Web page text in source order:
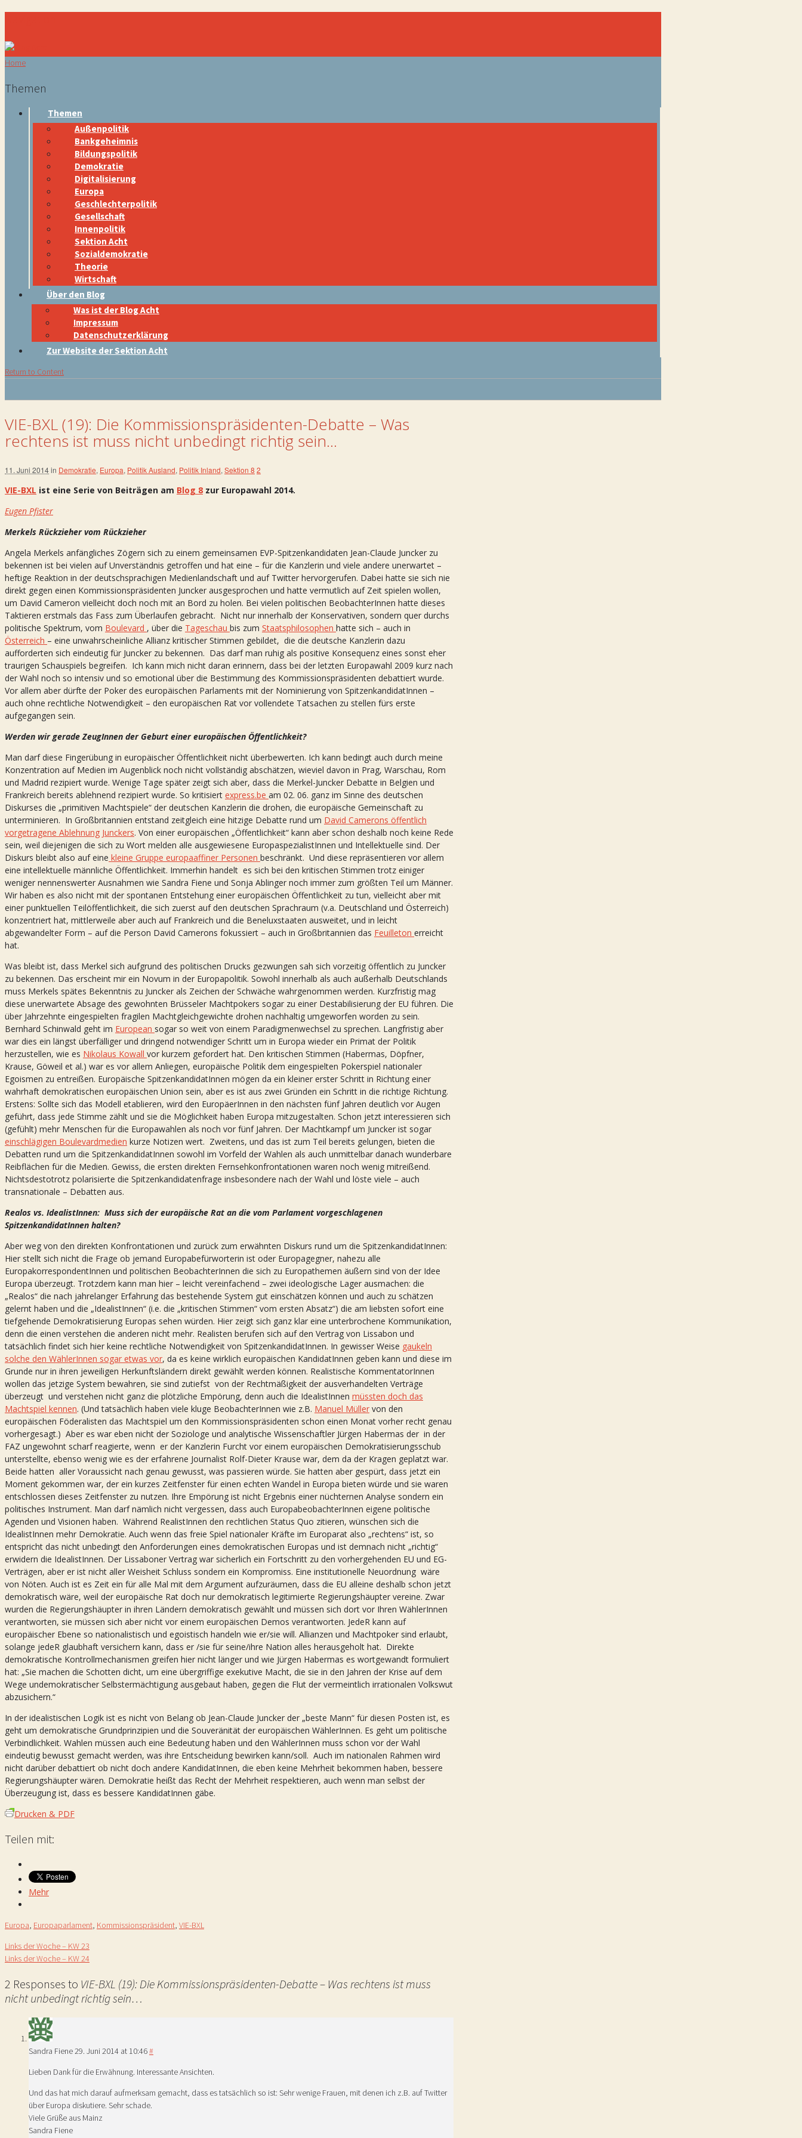
Home
Themen
Themen
Außenpolitik
Bankgeheimnis
Bildungspolitik
Demokratie
Digitalisierung
Europa
Geschlechterpolitik
Gesellschaft
Innenpolitik
Sektion Acht
Sozialdemokratie
Theorie
Wirtschaft
Über den Blog
Was ist der Blog Acht
Impressum
Datenschutzerklärung
Zur Website der Sektion Acht
Return to Content
VIE-BXL (19): Die Kommissionspräsidenten-Debatte – Was
rechtens ist muss nicht unbedingt richtig sein…
11. Juni 2014in Demokratie, Europa, Politik Ausland, Politik Inland, Sektion 8 2
VIE-BXL ist eine Serie von Beiträgen am Blog 8 zur Europawahl 2014.
Eugen Pfister
Merkels Rückzieher vom Rückzieher
Angela Merkels anfängliches Zögern sich zu einem gemeinsamen EVP-Spitzenkandidaten Jean-Claude Juncker zu
bekennen ist bei vielen auf Unverständnis getroffen und hat eine – für die Kanzlerin und viele andere unerwartet –
heftige Reaktion in der deutschsprachigen Medienlandschaft und auf Twitter hervorgerufen. Dabei hatte sie sich nie
direkt gegen einen Kommissionspräsidenten Juncker ausgesprochen und hatte vermutlich auf Zeit spielen wollen,
um David Cameron vielleicht doch noch mit an Bord zu holen. Bei vielen politischen BeobachterInnen hatte dieses
Taktieren erstmals das Fass zum Überlaufen gebracht. Nicht nur innerhalb der Konservativen, sondern quer durchs
politische Spektrum, vom Boulevard , über die Tageschau bis zum Staatsphilosophen hatte sich – auch in
Österreich – eine unwahrscheinliche Allianz kritischer Stimmen gebildet, die die deutsche Kanzlerin dazu
aufforderten sich eindeutig für Juncker zu bekennen. Das darf man ruhig als positive Konsequenz eines sonst eher
traurigen Schauspiels begreifen. Ich kann mich nicht daran erinnern, dass bei der letzten Europawahl 2009 kurz nach
der Wahl noch so intensiv und so emotional über die Bestimmung des Kommissionspräsidenten debattiert wurde.
Vor allem aber dürfte der Poker des europäischen Parlaments mit der Nominierung von SpitzenkandidatInnen –
auch ohne rechtliche Notwendigkeit – den europäischen Rat vor vollendete Tatsachen zu stellen fürs erste
aufgegangen sein.
Werden wir gerade ZeugInnen der Geburt einer europäischen Öffentlichkeit?
Man darf diese Fingerübung in europäischer Öffentlichkeit nicht überbewerten. Ich kann bedingt auch durch meine
Konzentration auf Medien im Augenblick noch nicht vollständig abschätzen, wieviel davon in Prag, Warschau, Rom
und Madrid rezipiert wurde. Wenige Tage später zeigt sich aber, dass die Merkel-Juncker Debatte in Belgien und
Frankreich bereits ablehnend rezipiert wurde. So kritisiert express.be am 02. 06. ganz im Sinne des deutschen
Diskurses die „primitiven Machtspiele“ der deutschen Kanzlerin die drohen, die europäische Gemeinschaft zu
unterminieren. In Großbritannien entstand zeitgleich eine hitzige Debatte rund um David Camerons öffentlich
vorgetragene Ablehnung Junckers. Von einer europäischen „Öffentlichkeit“ kann aber schon deshalb noch keine Rede
sein, weil diejenigen die sich zu Wort melden alle ausgewiesene EuropaspezialistInnen und Intellektuelle sind. Der
Diskurs bleibt also auf eine kleine Gruppe europaaffiner Personen beschränkt. Und diese repräsentieren vor allem
eine intellektuelle männliche Öffentlichkeit. Immerhin handelt es sich bei den kritischen Stimmen trotz einiger
weniger nennenswerter Ausnahmen wie Sandra Fiene und Sonja Ablinger noch immer zum größten Teil um Männer.
Wir haben es also nicht mit der spontanen Entstehung einer europäischen Öffentlichkeit zu tun, vielleicht aber mit
einer punktuellen Teilöffentlichkeit, die sich zuerst auf den deutschen Sprachraum (v.a. Deutschland und Österreich)
konzentriert hat, mittlerweile aber auch auf Frankreich und die Beneluxstaaten ausweitet, und in leicht
abgewandelter Form – auf die Person David Camerons fokussiert – auch in Großbritannien das Feuilleton erreicht
hat.
Was bleibt ist, dass Merkel sich aufgrund des politischen Drucks gezwungen sah sich vorzeitig öffentlich zu Juncker
zu bekennen. Das erscheint mir ein Novum in der Europapolitik. Sowohl innerhalb als auch außerhalb Deutschlands
muss Merkels spätes Bekenntnis zu Juncker als Zeichen der Schwäche wahrgenommen werden. Kurzfristig mag
diese unerwartete Absage des gewohnten Brüsseler Machtpokers sogar zu einer Destabilisierung der EU führen. Die
über Jahrzehnte eingespielten fragilen Machtgleichgewichte drohen nachhaltig umgeworfen worden zu sein.
Bernhard Schinwald geht im European sogar so weit von einem Paradigmenwechsel zu sprechen. Langfristig aber
war dies ein längst überfälliger und dringend notwendiger Schritt um in Europa wieder ein Primat der Politik
herzustellen, wie es Nikolaus Kowall vor kurzem gefordert hat. Den kritischen Stimmen (Habermas, Döpfner,
Krause, Göweil et al.) war es vor allem Anliegen, europäische Politik dem eingespielten Pokerspiel nationaler
Egoismen zu entreißen. Europäische SpitzenkandidatInnen mögen da ein kleiner erster Schritt in Richtung einer
wahrhaft demokratischen europäischen Union sein, aber es ist aus zwei Gründen ein Schritt in die richtige Richtung.
Erstens: Sollte sich das Modell etablieren, wird den EuropäerInnen in den nächsten fünf Jahren deutlich vor Augen
geführt, dass jede Stimme zählt und sie die Möglichkeit haben Europa mitzugestalten. Schon jetzt interessieren sich
(gefühlt) mehr Menschen für die Europawahlen als noch vor fünf Jahren. Der Machtkampf um Juncker ist sogar
einschlägigen Boulevardmedien kurze Notizen wert. Zweitens, und das ist zum Teil bereits gelungen, bieten die
Debatten rund um die SpitzenkandidatInnen sowohl im Vorfeld der Wahlen als auch unmittelbar danach wunderbare
Reibflächen für die Medien. Gewiss, die ersten direkten Fernsehkonfrontationen waren noch wenig mitreißend.
Nichtsdestotrotz polarisierte die Spitzenkandidatenfrage insbesondere nach der Wahl und löste viele – auch
transnationale – Debatten aus.
Realos vs. IdealistInnen: Muss sich der europäische Rat an die vom Parlament vorgeschlagenen
SpitzenkandidatInnen halten?
Aber weg von den direkten Konfrontationen und zurück zum erwähnten Diskurs rund um die SpitzenkandidatInnen:
Hier stellt sich nicht die Frage ob jemand Europabefürworterin ist oder Europagegner, nahezu alle
EuropakorrespondentInnen und politischen BeobachterInnen die sich zu Europathemen äußern sind von der Idee
Europa überzeugt. Trotzdem kann man hier – leicht vereinfachend – zwei ideologische Lager ausmachen: die
„Realos“ die nach jahrelanger Erfahrung das bestehende System gut einschätzen können und auch zu schätzen
gelernt haben und die „IdealistInnen“ (i.e. die „kritischen Stimmen“ vom ersten Absatz“) die am liebsten sofort eine
tiefgehende Demokratisierung Europas sehen würden. Hier zeigt sich ganz klar eine unterbrochene Kommunikation,
denn die einen verstehen die anderen nicht mehr. Realisten berufen sich auf den Vertrag von Lissabon und
tatsächlich findet sich hier keine rechtliche Notwendigkeit von SpitzenkandidatInnen. In gewisser Weise gaukeln
solche den WählerInnen sogar etwas vor, da es keine wirklich europäischen KandidatInnen geben kann und diese im
Grunde nur in ihren jeweiligen Herkunftsländern direkt gewählt werden können. Realistische KommentatorInnen
wollen das jetzige System bewahren, sie sind zutiefst von der Rechtmäßigkeit der ausverhandelten Verträge
überzeugt und verstehen nicht ganz die plötzliche Empörung, denn auch die IdealistInnen müssten doch das
Machtspiel kennen. (Und tatsächlich haben viele kluge BeobachterInnen wie z.B. Manuel Müller von den
europäischen Föderalisten das Machtspiel um den Kommissionspräsidenten schon einen Monat vorher recht genau
vorhergesagt.) Aber es war eben nicht der Soziologe und analytische Wissenschaftler Jürgen Habermas der in der
FAZ ungewohnt scharf reagierte, wenn er der Kanzlerin Furcht vor einem europäischen Demokratisierungsschub
unterstellte, ebenso wenig wie es der erfahrene Journalist Rolf-Dieter Krause war, dem da der Kragen geplatzt war.
Beide hatten aller Voraussicht nach genau gewusst, was passieren würde. Sie hatten aber gespürt, dass jetzt ein
Moment gekommen war, der ein kurzes Zeitfenster für einen echten Wandel in Europa bieten würde und sie waren
entschlossen dieses Zeitfenster zu nutzen. Ihre Empörung ist nicht Ergebnis einer nüchternen Analyse sondern ein
politisches Instrument. Man darf nämlich nicht vergessen, dass auch EuropabeobachterInnen eigene politische
Agenden und Visionen haben. Während RealistInnen den rechtlichen Status Quo zitieren, wünschen sich die
IdealistInnen mehr Demokratie. Auch wenn das freie Spiel nationaler Kräfte im Europarat also „rechtens“ ist, so
entspricht das nicht unbedingt den Anforderungen eines demokratischen Europas und ist demnach nicht „richtig“
erwidern die IdealistInnen. Der Lissaboner Vertrag war sicherlich ein Fortschritt zu den vorhergehenden EU und EG-
Verträgen, aber er ist nicht aller Weisheit Schluss sondern ein Kompromiss. Eine institutionelle Neuordnung wäre
von Nöten. Auch ist es Zeit ein für alle Mal mit dem Argument aufzuräumen, dass die EU alleine deshalb schon jetzt
demokratisch wäre, weil der europäische Rat doch nur demokratisch legitimierte Regierungshäupter vereine. Zwar
wurden die Regierungshäupter in ihren Ländern demokratisch gewählt und müssen sich dort vor Ihren WählerInnen
verantworten, sie müssen sich aber nicht vor einem europäischen Demos verantworten. JedeR kann auf
europäischer Ebene so nationalistisch und egoistisch handeln wie er/sie will. Allianzen und Machtpoker sind erlaubt,
solange jedeR glaubhaft versichern kann, dass er /sie für seine/ihre Nation alles herausgeholt hat. Direkte
demokratische Kontrollmechanismen greifen hier nicht länger und wie Jürgen Habermas es wortgewandt formuliert
hat: „Sie machen die Schotten dicht, um eine übergriffige exekutive Macht, die sie in den Jahren der Krise auf dem
Wege undemokratischer Selbstermächtigung ausgebaut haben, gegen die Flut der vermeintlich irrationalen Volkswut
abzusichern.“
In der idealistischen Logik ist es nicht von Belang ob Jean-Claude Juncker der „beste Mann“ für diesen Posten ist, es
geht um demokratische Grundprinzipien und die Souveränität der europäischen WählerInnen. Es geht um politische
Verbindlichkeit. Wahlen müssen auch eine Bedeutung haben und den WählerInnen muss schon vor der Wahl
eindeutig bewusst gemacht werden, was ihre Entscheidung bewirken kann/soll. Auch im nationalen Rahmen wird
nicht darüber debattiert ob nicht doch andere KandidatInnen, die eben keine Mehrheit bekommen haben, bessere
Regierungshäupter wären. Demokratie heißt das Recht der Mehrheit respektieren, auch wenn man selbst der
Überzeugung ist, dass es bessere KandidatInnen gäbe.
Drucken & PDF
Teilen mit:
Mehr
Europa, Europaparlament, Kommissionspräsident, VIE-BXL
Links der Woche – KW 23
Links der Woche – KW 24
2 Responses to VIE-BXL (19): Die Kommissionspräsidenten-Debatte – Was rechtens ist muss
nicht unbedingt richtig sein…
Sandra Fiene29. Juni 2014 at 10:46#
Lieben Dank für die Erwähnung. Interessante Ansichten.
Und das hat mich darauf aufmerksam gemacht, dass es tatsächlich so ist: Sehr wenige Frauen, mit denen ich z.B. auf Twitter
über Europa diskutiere. Sehr schade.
Viele Grüße aus Mainz
Sandra Fiene